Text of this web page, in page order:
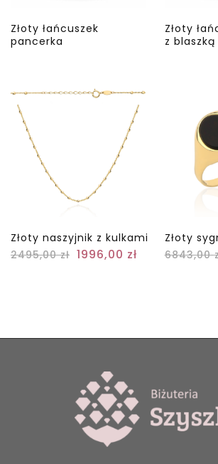
Złoty łańcuszek
pancerka
Złoty
z blaszką
Złoty naszyjnik z kulkami
2495,00zł 1996,00 zł
Złoty
6843,00